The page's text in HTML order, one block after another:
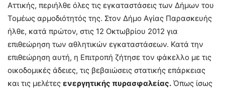
Αττικής, περιήλθε όλες τις εγκαταστάσεις των Δήμων του
Τομέως αρμοδιότητός της. Στον Δήμο Αγίας Παρασκευής
ήλθε, κατά πρώτον, στις 12 Οκτωβρίου 2012 για
επιθεώρηση των αθλητικών εγκαταστάσεων. Κατά την
επιθεώρηση αυτή, η Επιτροπή ζήτησε τον φάκελλο με τις
οικοδομικές άδειες, τις βεβαιώσεις στατικής επάρκειας
και τις μελέτες ενεργητικής πυρασφαλείας. Όπως ίσως